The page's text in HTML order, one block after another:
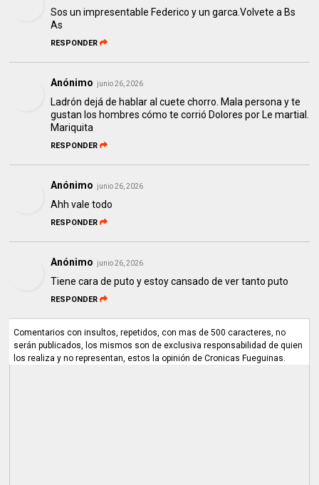
Sos un impresentable Federico y un garca.Volvete a Bs
As
RESPONDER
Anónimo junio 26, 2026
Ladrón dejá de hablar al cuete chorro. Mala persona y te
gustan los hombres cómo te corrió Dolores por Le martial.
Mariquita
RESPONDER
Anónimo junio 26, 2026
Ahh vale todo
RESPONDER
Anónimo junio 26, 2026
Tiene cara de puto y estoy cansado de ver tanto puto
RESPONDER
Comentarios con insultos, repetidos, con mas de 500 caracteres, no
serán publicados, los mismos son de exclusiva responsabilidad de quien
los realiza y no representan, estos la opinión de Cronicas Fueguinas.